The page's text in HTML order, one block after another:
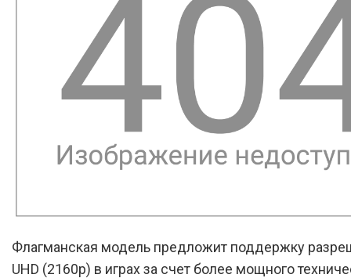
Флагманская модель предложит поддержку
UHD (2160p) в играх за счет более мощного